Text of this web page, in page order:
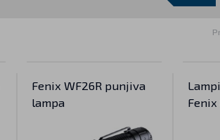
Fenix WF26R punjiva
lampa
Fenix